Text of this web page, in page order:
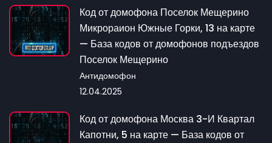
Код от домофона Поселок Мещерино
Микрораион Южные Горки, 13 на карте
— База кодов от домофонов подъездов
Поселок Мещерино
Антидомофон
12.04.2025
Код от домофона Москва 3-И Квартал
Капотни, 5 на карте — База кодов от